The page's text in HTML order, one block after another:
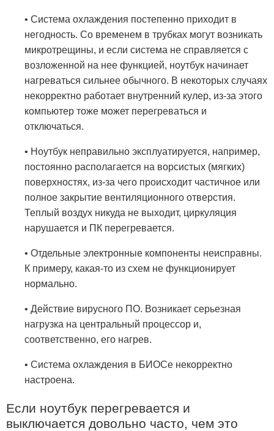
• Система охлаждения постепенно приходит в
негодность. Со временем в трубках могут возникать
микротрещины, и если система не справляется с
возложенной на нее функцией, ноутбук начинает
нагреваться сильнее обычного. В некоторых случаях
некорректно работает внутренний кулер, из-за этого
компьютер тоже может перегреваться и
отключаться.
• Ноутбук неправильно эксплуатируется, например,
постоянно располагается на ворсистых (мягких)
поверхностях, из-за чего происходит частичное или
полное закрытие вентиляционного отверстия.
Теплый воздух никуда не выходит, циркуляция
нарушается и ПК перегревается.
• Отдельные электронные компоненты неисправны.
К примеру, какая-то из схем не функционирует
нормально.
• Действие вирусного ПО. Возникает серьезная
нагрузка на центральный процессор и,
соответственно, его нагрев.
• Система охлаждения в БИОСе некорректно
настроена.
Если ноутбук перегревается и
выключается довольно часто, чем это